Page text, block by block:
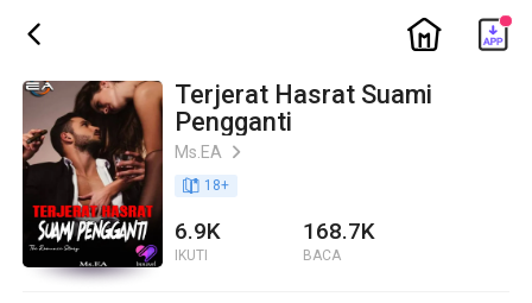
ic_back ic_home
Terjerat Hasrat Suami
Pengganti
Ms.EA ic_arrow_right
book_age 18+
6.9K
IKUTI
168.7K
BACA